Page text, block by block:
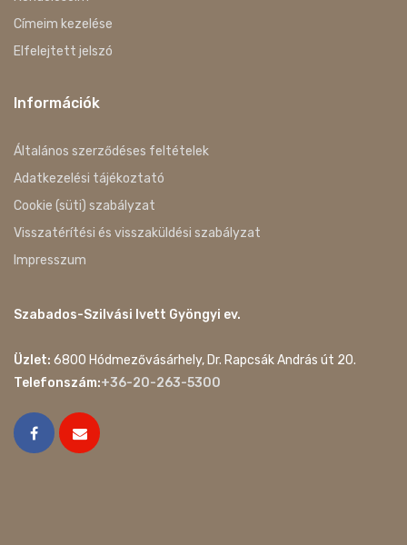
Címeim kezelése
Elfelejtett jelszó
Információk
Általános szerződéses feltételek
Adatkezelési tájékoztató
Cookie (süti) szabályzat
Visszatérítési és visszaküldési szabályzat
Impresszum
Szabados-Szilvási Ivett Gyöngyi ev.
Üzlet: 6800 Hódmezővásárhely, Dr. Rapcsák András út 20.
Telefonszám:+36-20-263-5300